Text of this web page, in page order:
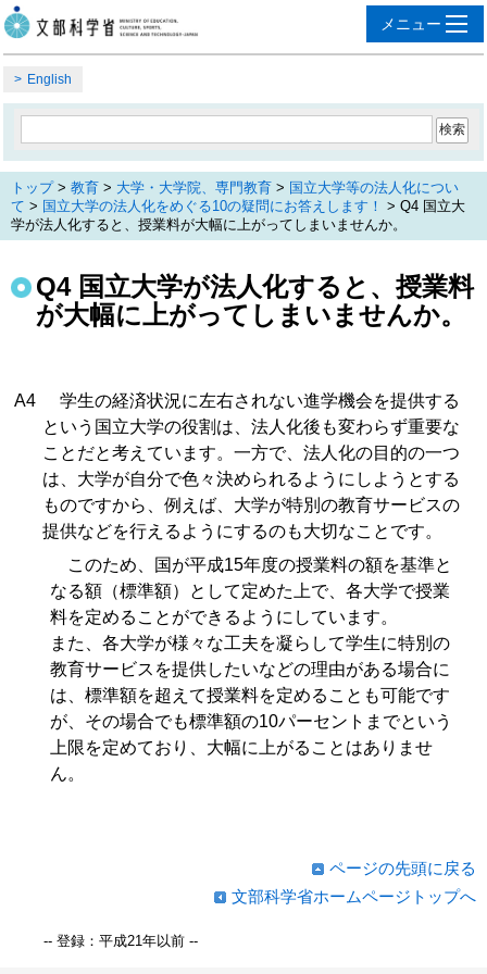
English
トップ> 教育 > 大学・大学院、専門教育 > 国立大学等の法人化につい
て > 国立大学の法人化をめぐる10の疑問にお答えします！ > Q4 国立大
学が法人化すると、授業料が大幅に上がってしまいませんか。
Q4 国立大学が法人化すると、授業料
が大幅に上がってしまいませんか。
A4
学生の経済状況に左右されない進学機会を提供する
という国立大学の役割は、法人化後も変わらず重要な
ことだと考えています。一方で、法人化の目的の一つ
は、大学が自分で色々決められるようにしようとする
ものですから、例えば、大学が特別の教育サービスの
提供などを行えるようにするのも大切なことです。
このため、国が平成15年度の授業料の額を基準と
なる額（標準額）として定めた上で、各大学で授業
料を定めることができるようにしています。
また、各大学が様々な工夫を凝らして学生に特別の
教育サービスを提供したいなどの理由がある場合に
は、標準額を超えて授業料を定めることも可能です
が、その場合でも標準額の10パーセントまでという
上限を定めており、大幅に上がることはありませ
ん。
ページの先頭に戻る
文部科学省ホームページトップへ
-- 登録：平成21年以前 --